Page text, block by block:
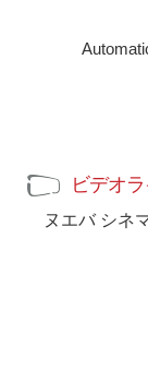
ビデオ
ヌエバ シネ